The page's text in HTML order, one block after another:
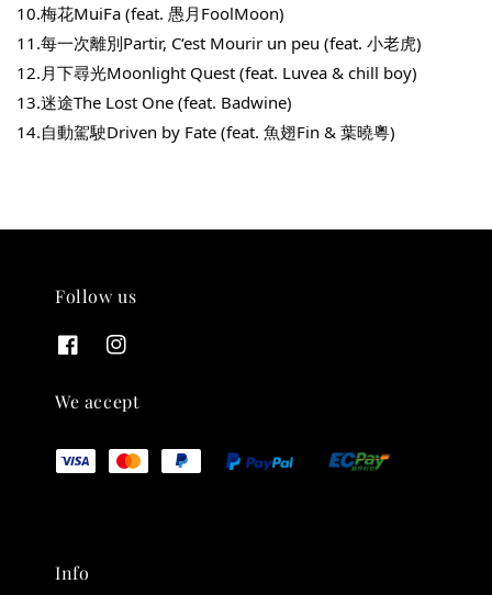
THT 九週年 唱片墊 (2入一組)
10.梅花MuiFa (feat. 愚月FoolMoon)
11.每一次離別Partir, C‘est Mourir un peu (feat. 小老虎)
12.月下尋光Moonlight Quest (feat. Luvea & chill boy)
13.迷途The Lost One (feat. Badwine)
14.自動駕駛Driven by Fate (feat. 魚翅Fin & 葉曉粵)
Follow us
We accept
Info